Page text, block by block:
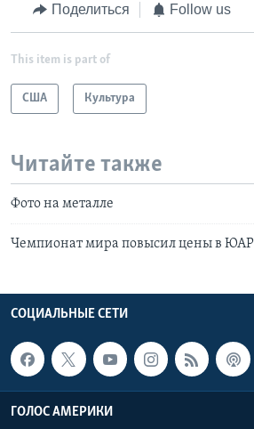
Поделиться Follow us
This item is part of
США Культура
Читайте также
Фото на металле
Чемпионат мира повысил цены в ЮАР
СОЦИАЛЬНЫЕ СЕТИ
ГОЛОС АМЕРИКИ